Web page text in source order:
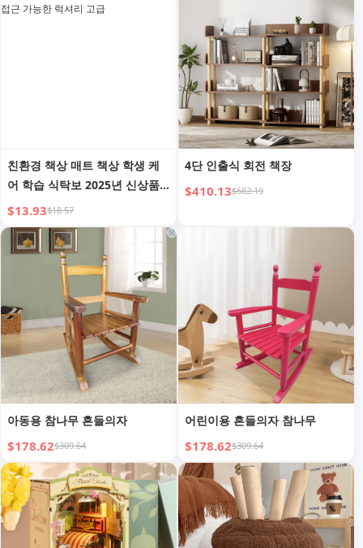
친환경 책상 매트 책상 학생 케
어 학습 식탁보 2025년 신상품
사무실 보호 패드 접근 가능한
럭셔리 고급
$13.93$18.57
4단 인출식 회전 책장
$410.13$682.19
아동용 참나무 흔들의자
$178.62$309.64
어린이용 흔들의자 참나무
$178.62$309.64